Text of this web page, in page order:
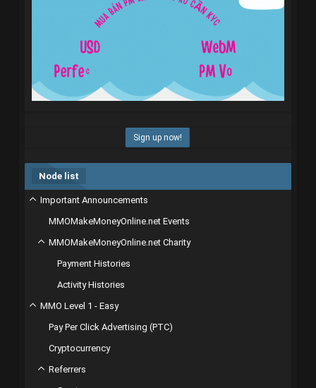
Sign up now!
Node list
Important Announcements
MMOMakeMoneyOnline.net Events
MMOMakeMoneyOnline.net Charity
Payment Histories
Activity Histories
MMO Level 1 - Easy
Pay Per Click Advertising (PTC)
Cryptocurrency
Referrers